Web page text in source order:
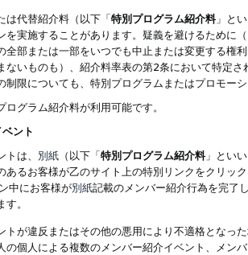
は代替紹介料（以下「特別プログラム紹介料」と
を実施することがあります。疑義を避けるために
全部または一部をいつでも中止または変更する権
ないものも）、紹介料率表の第2条において特定
制限についても、特別プログラムまたはプロモー
グラム紹介料が利用可能です。
ント
は、 別紙 （以下「特別プログラム紹介料」とい
あるお客様が乙のサイト上の特別リンクをクリッ
中にお客様が別紙記載のメンバー紹介行為を完了
。
トが違反またはその他の悪用により不適格となっ
の個人による複数のメンバー紹介イベント、メン